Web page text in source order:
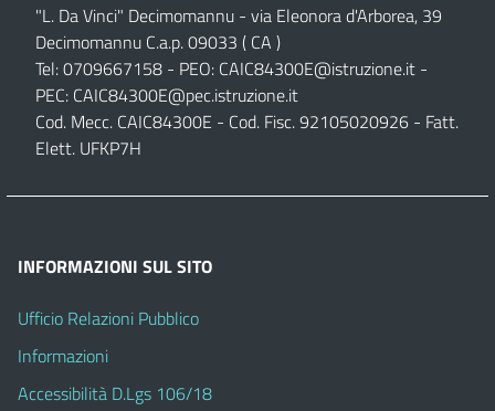
"L. Da Vinci" Decimomannu - via Eleonora d'Arborea, 39
Decimomannu C.a.p. 09033 ( CA )
Tel: 0709667158 - PEO: CAIC84300E@istruzione.it -
PEC: CAIC84300E@pec.istruzione.it
Cod. Mecc. CAIC84300E - Cod. Fisc. 92105020926 - Fatt.
Elett. UFKP7H
INFORMAZIONI SUL SITO
Ufficio Relazioni Pubblico
Informazioni
Accessibilità D.Lgs 106/18